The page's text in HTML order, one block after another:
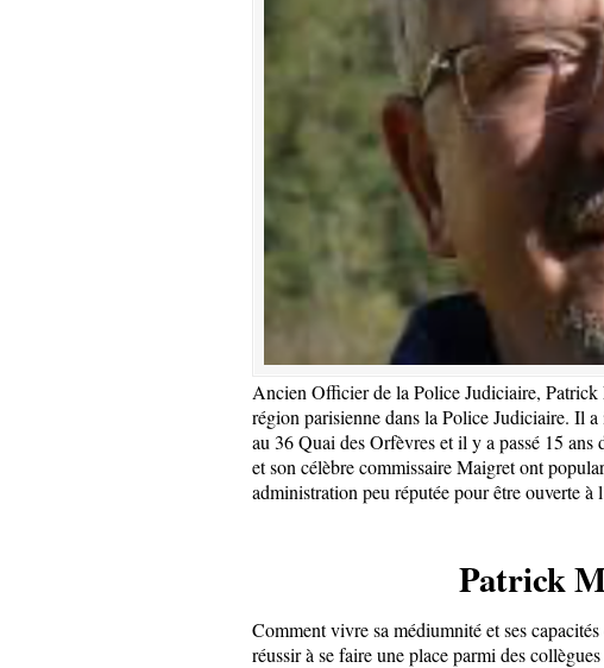
Ancien Officier de la Police Judiciaire, Patrick
région parisienne dans la Police Judiciaire. Il
au 36 Quai des Orfèvres et il y a passé 15
et son célèbre commissaire Maigret ont
administration peu réputée pour être ouverte à
Patrick
Comment vivre sa médiumnité et ses
réussir à se faire une place parmi des